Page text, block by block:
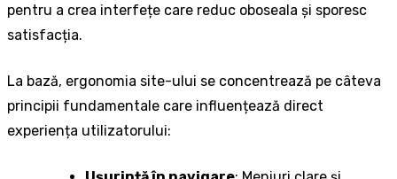
pentru a crea interfețe care reduc oboseala și sporesc
satisfacția.
La bază, ergonomia site-ului se concentrează pe câteva
principii fundamentale care influențează direct
experiența utilizatorului: